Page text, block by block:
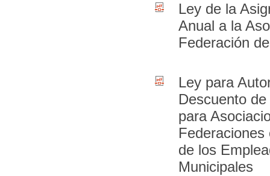
Ley de la
Anual a la
Federación
Ley para
Descuento
para
Federaciones
de los
Municipales